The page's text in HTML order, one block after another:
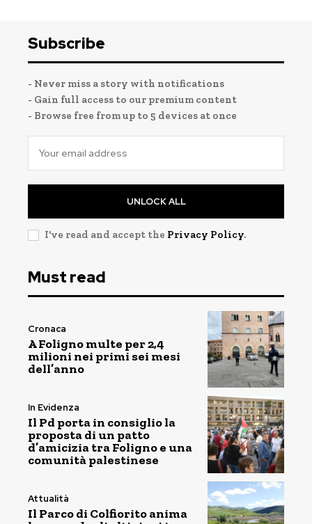
Subscribe
- Never miss a story with notifications
- Gain full access to our premium content
- Browse free from up to 5 devices at once
UNLOCK ALL
I've read and accept the Privacy Policy.
Must read
Cronaca
A Foligno multe per 2,4
milioni nei primi sei mesi
dell’anno
In Evidenza
Il Pd porta in consiglio la
proposta di un patto
d’amicizia tra Foligno e una
comunità palestinese
Attualità
Il Parco di Colfiorito anima